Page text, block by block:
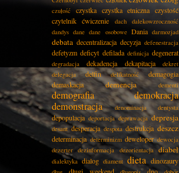
czułość czystka czystka etniczna czystość
czytelnik ćwiczenie dach
dalekowzroczność
dandys dane dane osobowe Dania darmozjad
debata decentralizacja decyzja defenestracja
defetyzm deficyt defilada definicja degenerat
degradacja dekadencja dekapitacja
dekret
delegacja
delfin delikatność
demagogia
demaskacja
demencja dementi
demografia
demokracja
demonstracja
denominacja dentysta
depopulacja deportacja deprawacja depresja
desant desperacja despota destrukcja deszcz
determinacja determinizm deweloper dewocja
dezerter dezinformacja dezorientacja diabeł
dialektyka dialog diament dieta dinozaury